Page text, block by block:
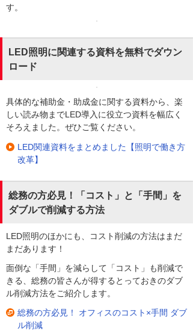
す。
LED照明に関連する資料を無料でダウン
ロード
具体的な補助金・助成金に関する資料から、楽
しい読み物までLED導入に役立つ資料を幅広く
そろえました。ぜひご覧ください。
LED関連資料をまとめました【照明で働き方
改革】
総務の方必見！「コスト」と「手間」を
ダブルで削減する方法
LED照明のほかにも、コスト削減の方法はまだ
まだあります！
面倒な「手間」を減らして「コスト」も削減で
きる、総務の皆さんが得するとっておきのダブ
ル削減方法をご紹介します。
総務の方必見！ オフィスのコスト×手間 ダブ
ル削減